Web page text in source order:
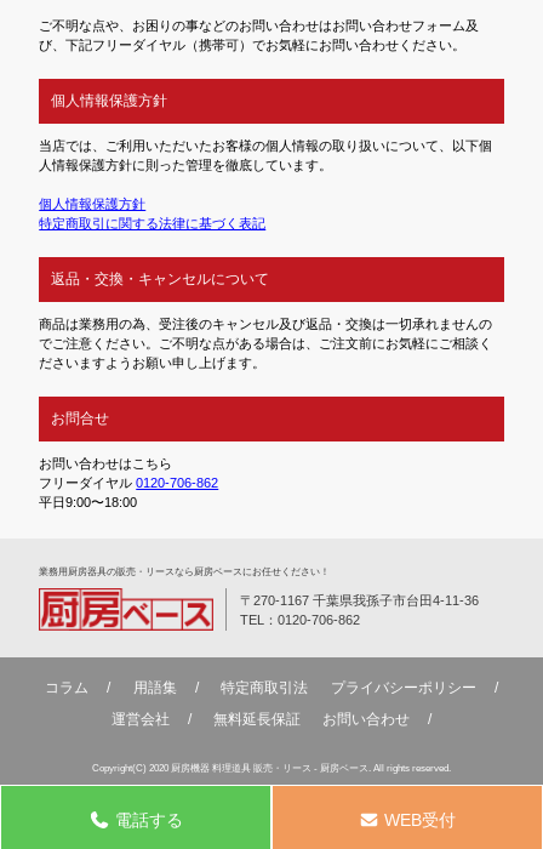
ご不明な点や、お困りの事などのお問い合わせはお問い合わせフォーム及
び、下記フリーダイヤル（携帯可）でお気軽にお問い合わせください。
個人情報保護方針
当店では、ご利用いただいたお客様の個人情報の取り扱いについて、以下個
人情報保護方針に則った管理を徹底しています。
個人情報保護方針
特定商取引に関する法律に基づく表記
返品・交換・キャンセルについて
商品は業務用の為、受注後のキャンセル及び返品・交換は一切承れませんの
でご注意ください。ご不明な点がある場合は、ご注文前にお気軽にご相談く
ださいますようお願い申し上げます。
お問合せ
お問い合わせはこちら
フリーダイヤル0120-706-862
平日9:00〜18:00
業務⽤厨房器具の販売・リースなら厨房ベースにお任せください！
〒270-1167 千葉県我孫子市台田4-11-36
TEL：0120-706-862
コラム 用語集 特定商取引法
プライバシーポリシー
運営会社
無料延⻑保証 お問い合わせ
Copyright(C) 2020 厨房機器 料理道具 販売・リース - 厨房ベース. All rights reserved.
電話する WEB受付